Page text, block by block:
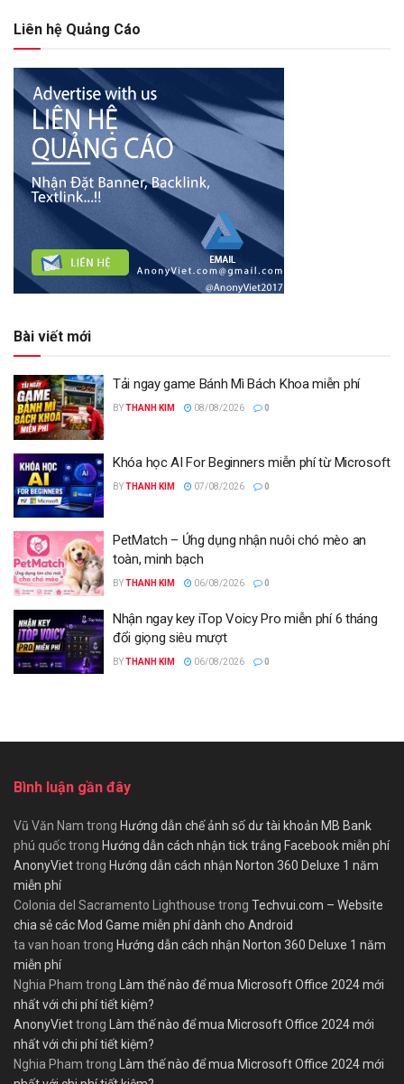
Liên hệ Quảng Cáo
Bài viết mới
Tải ngay game Bánh Mì Bách Khoa miễn phí
BYTHANH KIM 08/08/2026 0
Khóa học AI For Beginners miễn phí từ Microsoft
BYTHANH KIM 07/08/2026 0
PetMatch – Ứng dụng nhận nuôi chó mèo an
toàn, minh bạch
BYTHANH KIM 06/08/2026 0
Nhận ngay key iTop Voicy Pro miễn phí 6 tháng
đổi giọng siêu mượt
BYTHANH KIM 06/08/2026 0
Bình luận gần đây
Vũ Văn Nam trong Hướng dẫn chế ảnh số dư tài khoản MB Bank
phú quốctrong Hướng dẫn cách nhận tick trắng Facebook miễn phí
AnonyViettrong Hướng dẫn cách nhận Norton 360 Deluxe 1 năm
miễn phí
Colonia del Sacramento Lighthouse trong Techvui.com – Website
chia sẻ các Mod Game miễn phí dành cho Android
ta van hoan trong Hướng dẫn cách nhận Norton 360 Deluxe 1 năm
miễn phí
Nghia Pham trong Làm thế nào để mua Microsoft Office 2024 mới
nhất với chi phí tiết kiệm?
AnonyViettrong Làm thế nào để mua Microsoft Office 2024 mới
nhất với chi phí tiết kiệm?
Nghia Pham trong Làm thế nào để mua Microsoft Office 2024 mới